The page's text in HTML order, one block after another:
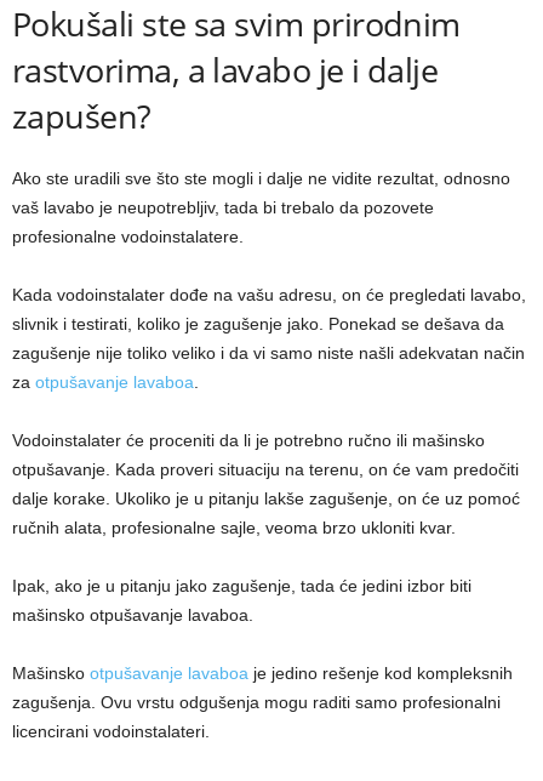
Pokušali ste sa svim prirodnim
rastvorima, a lavabo je i dalje
zapušen?
Ako ste uradili sve što ste mogli i dalje ne vidite rezultat, odnosno
vaš lavabo je neupotrebljiv, tada bi trebalo da pozovete
profesionalne vodoinstalatere.
Kada vodoinstalater dođe na vašu adresu, on će pregledati lavabo,
slivnik i testirati, koliko je zagušenje jako. Ponekad se dešava da
zagušenje nije toliko veliko i da vi samo niste našli adekvatan način
za otpušavanje lavaboa
Vodoinstalater će proceniti da li je potrebno ručno ili mašinsko
otpušavanje. Kada proveri situaciju na terenu, on će vam predočiti
dalje korake. Ukoliko je u pitanju lakše zagušenje, on će uz pomoć
ručnih alata, profesionalne sajle, veoma brzo ukloniti kvar.
Ipak, ako je u pitanju jako zagušenje, tada će jedini izbor biti
mašinsko otpušavanje lavaboa.
Mašinsko otpušavanje lavaboa je jedino rešenje kod kompleksnih
zagušenja. Ovu vrstu odgušenja mogu raditi samo profesionalni
licencirani vodoinstalateri.